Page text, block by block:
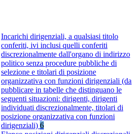
Incarichi dirigenziali, a qualsiasi titolo
conferiti, ivi inclusi quelli conferiti
discrezionalmente dall'organo di indirizzo
politico senza procedure pubbliche di
selezione e titolari di posizione
organizzativa con funzioni dirigenziali (da
pubblicare in tabelle che distinguano le
seguenti situazioni: dirigenti, dirigenti
individuati discrezionalmente, titolari di
posizione organizzativa con funzioni
dirigenziali) 6